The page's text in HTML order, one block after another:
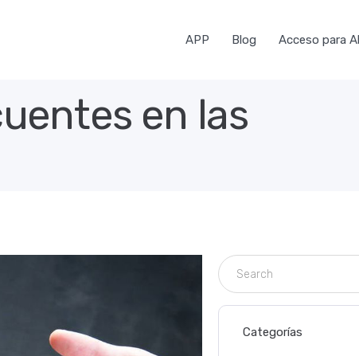
APP Blog Acceso para
en las
Categorías